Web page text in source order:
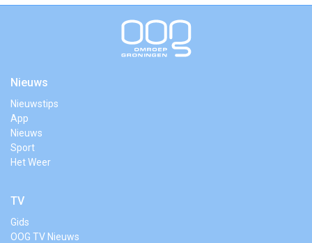
Nieuws
Nieuwstips
App
Nieuws
Sport
Het Weer
TV
Gids
OOG TV Nieuws